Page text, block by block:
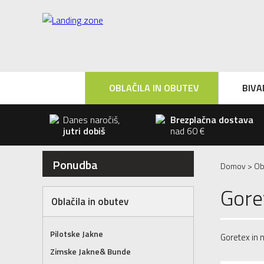
OBLAČILA IN OBUTEV
Danes naročiš,
jutri dobiš
Brezplačna dostava
nad 60 €
Ponudba
Oblačila in obutev
Pilotske Jakne
Zimske Jakne& Bunde
Domov>
Goretex in